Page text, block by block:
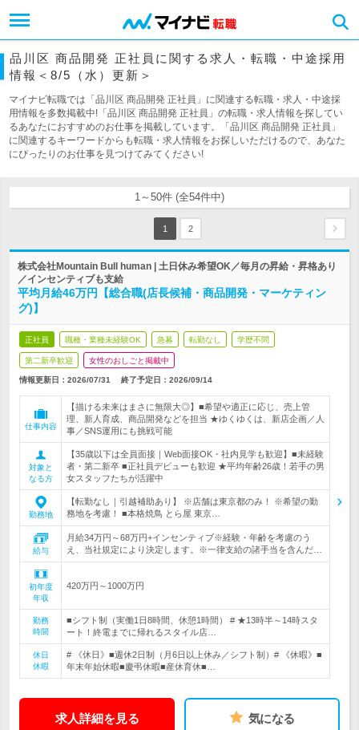
品川区 商品開発 正社員に関する求人・転職・中途採用
情報＜8/5（水）更新＞
マイナビ転職では「品川区 商品開発 正社員」に関連する転職・求人・中途採
用情報を多数掲載中!「品川区 商品開発 正社員」の転職・求人情報を探してい
るあなたにおすすめのお仕事を掲載しています。「品川区 商品開発 正社員」
に関連するキーワードからも転職・求人情報をお探しいただけるので、あなた
にぴったりのお仕事を見つけてみてください!
1～50件 (全54件中)
1 2
株式会社Mountain Bull human | 土日休み希望OK／毎月の昇給・昇格あり
／インセンティブも支給
平均月給46万円【総合職(店長候補・商品開発・マーケティン
グ)】
正社員 職種・業種未経験OK 急募 転勤なし 学歴不問
第二新卒歓迎 女性のおしごと掲載中
情報更新日：2026/07/31 終了予定日： 2026/09/14
仕事内容
【描ける未来はまさに無限大◎】■希望や適正に応じ、売上管
理、新人育成、商品開発などを担当 ★ゆくゆくは、新店企画／人
事／SNS運用にも挑戦可能
対象と
なる方
【35歳以下は全員面接｜Web面接OK・社内見学も歓迎】■未経験
者・第二新卒 ■正社員デビューも歓迎 ★平均年齢26歳！若手の男
女スタッフたちが活躍中
勤務地
【転勤なし｜引越補助あり】 ※店舗は東京都のみ！ ※希望の勤
務地を考慮！ ■本格焼鳥 とら屋 東京…
給与
月給34万円～68万円+インセンティブ※経験・年齢を考慮のう
え、当社規定により決定します。※一律支給の諸手当を含んだ…
初年度
年収
420万円～1000万円
勤務
時間
■シフト制（実働1日8時間、休憩1時間） # ★13時半～14時スタ
ート！終電までに帰れるスタイル店…
休日
休暇
# 《休日》■週休2日制（月6日以上休み／シフト制）# 《休暇》■
年末年始休暇■慶弔休暇■産休育休■…
求人詳細を見る 気になる